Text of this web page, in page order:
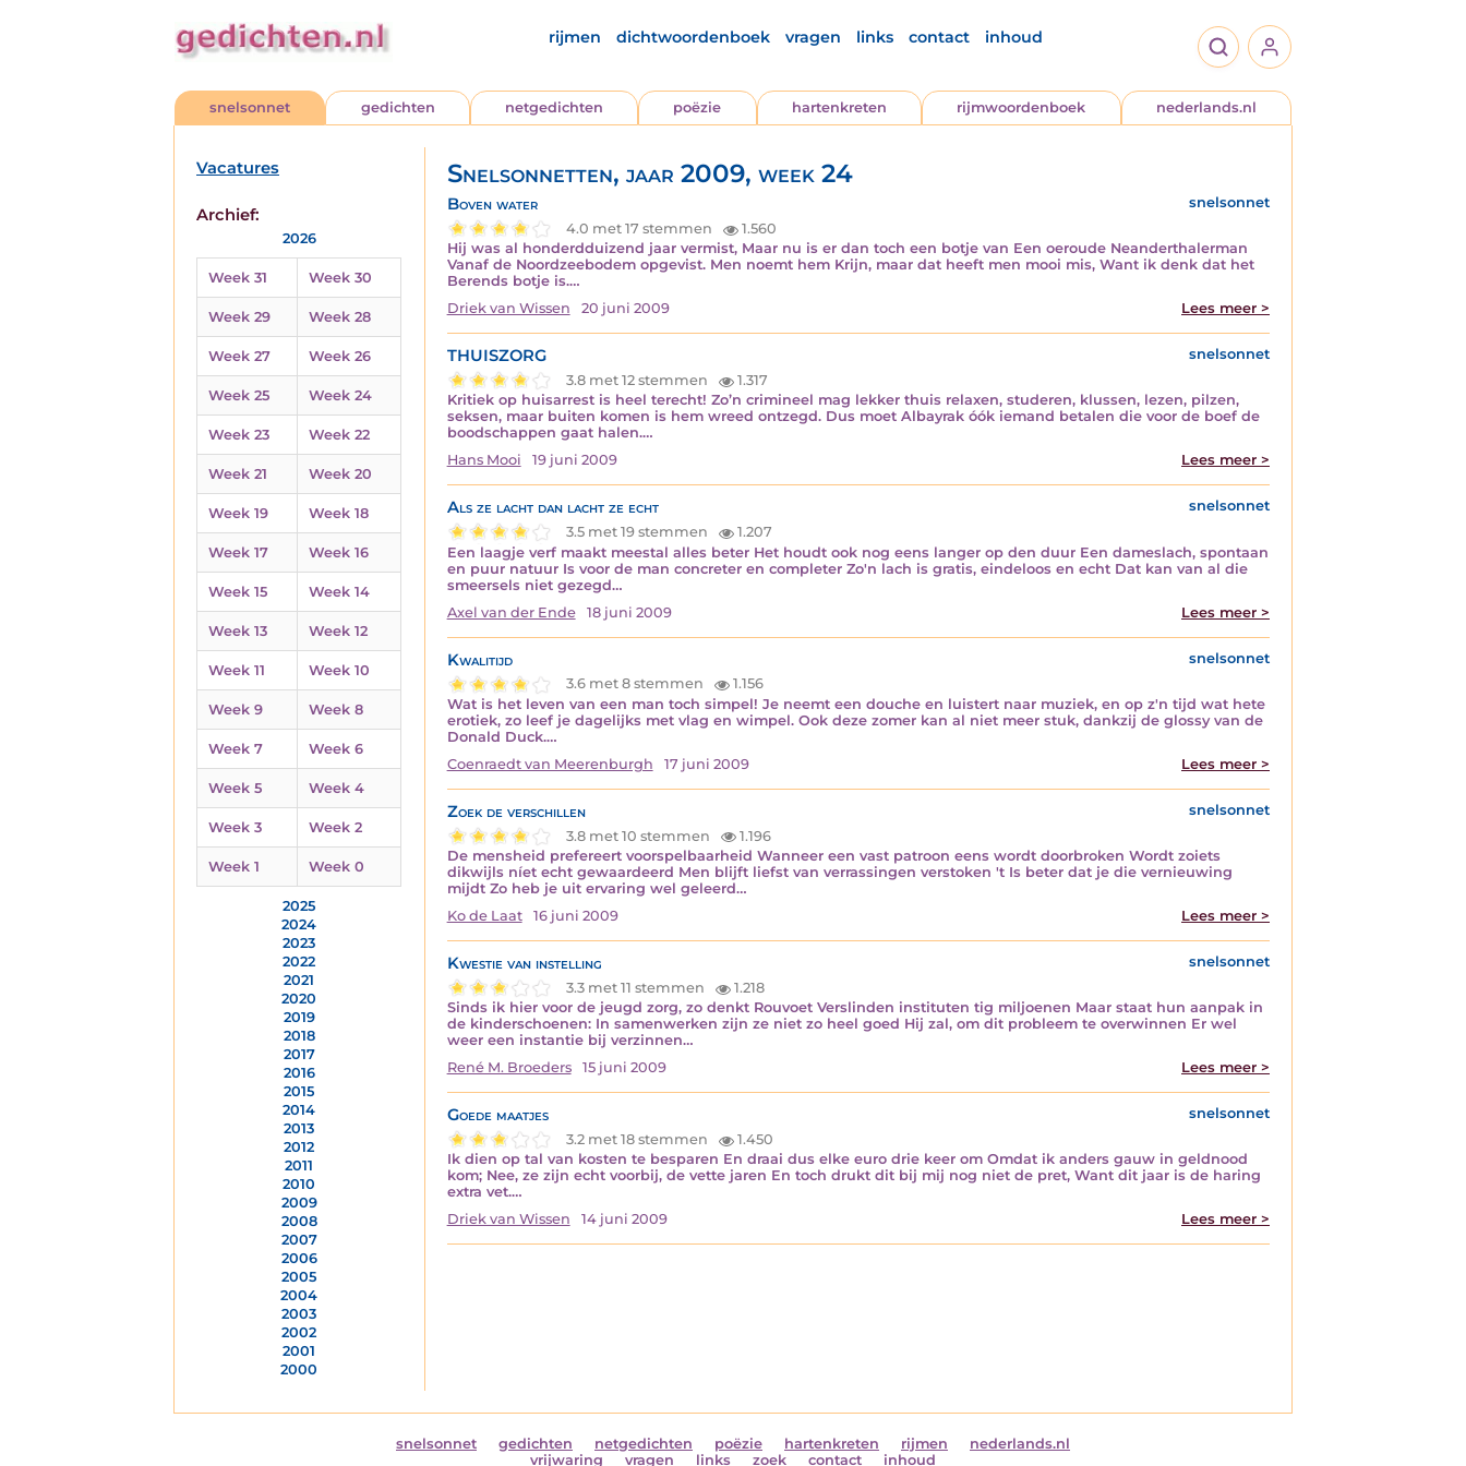
rijmen dichtwoordenboek vragen links contact inhoud
snelsonnet gedichten netgedichten poëzie hartenkreten rijmwoordenboek nederlands.nl
Vacatures
Archief:
2026
Week 31 Week 30
Week 29 Week 28
Week 27 Week 26
Week 25 Week 24
Week 23 Week 22
Week 21 Week 20
Week 19 Week 18
Week 17 Week 16
Week 15 Week 14
Week 13 Week 12
Week 11 Week 10
Week 9 Week 8
Week 7 Week 6
Week 5 Week 4
Week 3 Week 2
Week 1 Week 0
2025
2024
2023
2022
2021
2020
2019
2018
2017
2016
2015
2014
2013
2012
2011
2010
2009
2008
2007
2006
2005
2004
2003
2002
2001
2000
Snelsonnetten, jaar 2009, week 24
Boven water
snelsonnet
4.0 met 17 stemmen
1.560
Hij was al honderdduizend jaar vermist, Maar nu is er dan toch een botje van Een oeroude Neanderthalerman
Vanaf de Noordzeebodem opgevist. Men noemt hem Krijn, maar dat heeft men mooi mis, Want ik denk dat het
Berends botje is.…
Driek van Wissen
20 juni 2009 Lees meer >
THUISZORG
snelsonnet
3.8 met 12 stemmen
1.317
Kritiek op huisarrest is heel terecht! Zo’n crimineel mag lekker thuis relaxen, studeren, klussen, lezen, pilzen,
seksen, maar buiten komen is hem wreed ontzegd. Dus moet Albayrak óók iemand betalen die voor de boef de
boodschappen gaat halen.…
Hans Mooi
19 juni 2009 Lees meer >
Als ze lacht dan lacht ze echt
snelsonnet
3.5 met 19 stemmen
1.207
Een laagje verf maakt meestal alles beter Het houdt ook nog eens langer op den duur Een dameslach, spontaan
en puur natuur Is voor de man concreter en completer Zo'n lach is gratis, eindeloos en echt Dat kan van al die
smeersels niet gezegd…
Axel van der Ende
18 juni 2009 Lees meer >
Kwalitijd
snelsonnet
3.6 met 8 stemmen
1.156
Wat is het leven van een man toch simpel! Je neemt een douche en luistert naar muziek, en op z'n tijd wat hete
erotiek, zo leef je dagelijks met vlag en wimpel. Ook deze zomer kan al niet meer stuk, dankzij de glossy van de
Donald Duck.…
Coenraedt van Meerenburgh
17 juni 2009 Lees meer >
Zoek de verschillen
snelsonnet
3.8 met 10 stemmen
1.196
De mensheid prefereert voorspelbaarheid Wanneer een vast patroon eens wordt doorbroken Wordt zoiets
dikwijls níet echt gewaardeerd Men blijft liefst van verrassingen verstoken 't Is beter dat je die vernieuwing
mijdt Zo heb je uit ervaring wel geleerd…
Ko de Laat
16 juni 2009 Lees meer >
Kwestie van instelling
snelsonnet
3.3 met 11 stemmen
1.218
Sinds ik hier voor de jeugd zorg, zo denkt Rouvoet Verslinden instituten tig miljoenen Maar staat hun aanpak in
de kinderschoenen: In samenwerken zijn ze niet zo heel goed Hij zal, om dit probleem te overwinnen Er wel
weer een instantie bij verzinnen…
René M. Broeders
15 juni 2009 Lees meer >
Goede maatjes
snelsonnet
3.2 met 18 stemmen
1.450
Ik dien op tal van kosten te besparen En draai dus elke euro drie keer om Omdat ik anders gauw in geldnood
kom; Nee, ze zijn echt voorbij, de vette jaren En toch drukt dit bij mij nog niet de pret, Want dit jaar is de haring
extra vet.…
Driek van Wissen
14 juni 2009 Lees meer >
snelsonnet gedichten netgedichten poëzie hartenkreten rijmen
nederlands.nl
vrijwaring
vragen links zoek contact inhoud